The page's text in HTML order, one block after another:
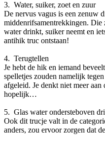
3. Water, suiker, zoet en zuur
De nervus vagus is een zenuw
middenrifsamentrekkingen. Die
water drinkt, suiker neemt en
antihik truc ontstaan!
4. Terugtellen
Je hebt de hik en iemand
spelletjes zouden namelijk
afgeleid. Je denkt niet meer
hopelijk…
5. Glas water ondersteboven
Ook dit trucje valt in de
anders, zou ervoor zorgen dat